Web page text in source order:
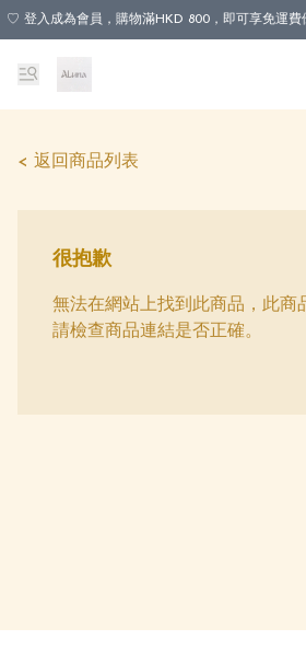
♡ 登入成為會員，購物滿HKD 800，即可享免運
< 返回商品列表
很抱歉
無法在網站上找到此商品，此商
請檢查商品連結是否正確。